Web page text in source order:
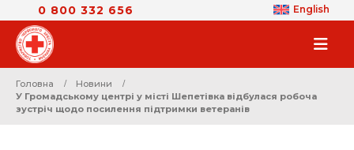
0 800 332 656 English
Головна
Новини
У Громадському центрі у місті Шепетівка відбулася робоча
зустріч щодо посилення підтримки ветеранів